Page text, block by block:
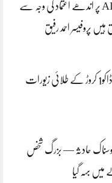
فتح حاصل ہو گی،AI پر اندھے اعتماد کی وجہ سے
پروفیسر احمد رفیق
کلرسیداں ڈکیتی‘ڈاکو1 کروڑ کے طلائی زیورات
حادثہ — بزرگ شخص
میں بہہ گیا